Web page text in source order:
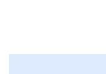
CREF ES - Conselho